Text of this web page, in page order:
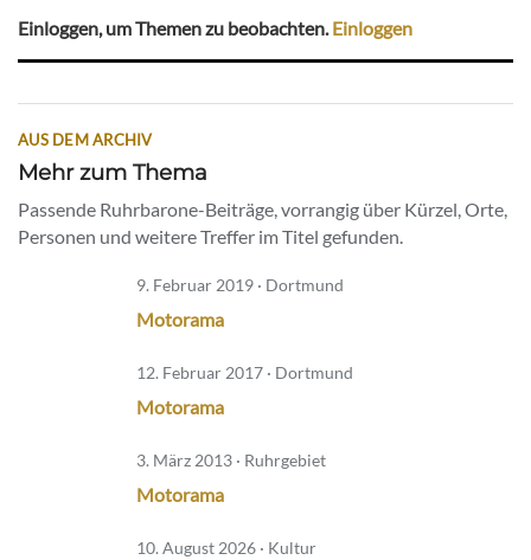
Einloggen, um Themen zu beobachten. Einloggen
AUS DEM ARCHIV
Mehr zum Thema
Passende Ruhrbarone-Beiträge, vorrangig über Kürzel, Orte,
Personen und weitere Treffer im Titel gefunden.
9. Februar 2019 · Dortmund
Motorama
12. Februar 2017 · Dortmund
Motorama
3. März 2013 · Ruhrgebiet
Motorama
10. August 2026 · Kultur